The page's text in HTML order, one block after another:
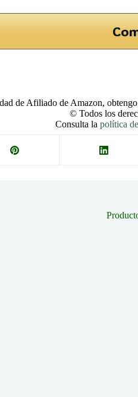
de Afiliado de Amazon,
© Todos los
Consulta la política